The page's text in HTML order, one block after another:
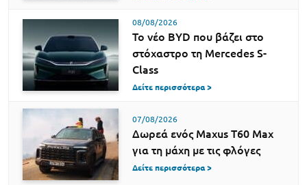
08/08/2026
Το νέο BYD που βάζει στο
στόχαστρο τη Mercedes S-
Class
Δείτε περισσότερα >
07/08/2026
Δωρεά ενός Maxus T60 Max
για τη μάχη με τις φλόγες
Δείτε περισσότερα >